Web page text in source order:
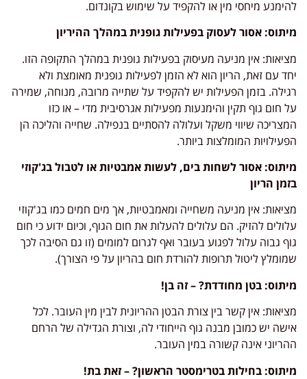
להימנע מיחסי מין או להקפיד על שימוש בקונדום.
מיתוס: אסור לעסוק בפעילות גופנית במהלך ההיריון
מציאות: אין מניעה מעיסוק בפעילות גופנית במהלך התקופה הזו.
יחד עם זאת, הריון הוא לא הזמן לפעילות גופנית מאומצת ולא
רגילה. בזמן הפעילות יש להקפיד על שתייה מרובה, מנוחה, שמירה
על חום גוף תקין והימנעות מפעילות אגרסיבית מדי – או כזו
המצריכה שיווי משקל ועלולה להסתיים בנפילה. שחייה והליכה הן
הפעילויות המומלצות ביותר.
מיתוס: אסור לשחות בים, לעשות אמבטיות או לטבול בג'קוזי
בזמן הריון
מציאות: אין מניעה משחייה ומאמבטיות, אך מים חמים כמו בג'קוזי
עלולים להזיק. הם עלולים להעלות את חום הגוף, וכיום ידוע כי חום
גוף גבוה עלול לפגוע בעובר ואף לגרום למומים (זו גם הסיבה לכך
שמומלץ ליטול תרופות להורדת חום בהריון על פי הצורך).
מיתוס: בטן מחודדת? – זה בן!
מציאות: אין קשר בין צורת הבטן ההריונית לבין מין העובר. לכל
אישה יש כמובן מבנה גוף הייחודי לה, וצורת הגדילה של הרחם
ההריוני אינה קשורה במין העובר.
מיתוס: בחילות בטרימסטר הראשון? – זאת בת!